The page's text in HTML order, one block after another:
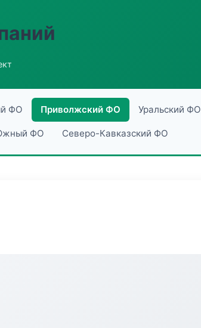
ФО Приволжский ФО Уральский ФО
ФО Северо-Кавказский ФО